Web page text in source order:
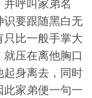
呼叫家弟名
识要跟随黑白无
比一般手掌大
压在离他胸口
起身离去，同时
此家弟便一句一